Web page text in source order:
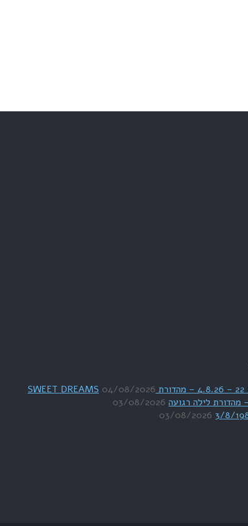
04/08/2026
03/08/2026
03/08/2026